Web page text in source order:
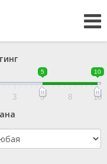
5 10
3 5 8 10